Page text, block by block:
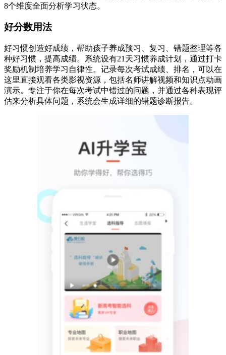
8个维度全面分析学习状态。
好分数用法
好习惯创造好成绩，帮助孩子养成预习、复习、错题整理等各
种好习惯，提高成绩。系统设有21天习惯养成计划，通过打卡
奖励机制培养学习自律性。记录每次考试成绩、排名，可以在
这里直接观看各类影视资源，包括名师讲解视频和知识点动画
演示。专注于你在每次考试中错过的问题，并通过各种表现评
估来分析具体问题，系统会生成详细的错题诊断报告。